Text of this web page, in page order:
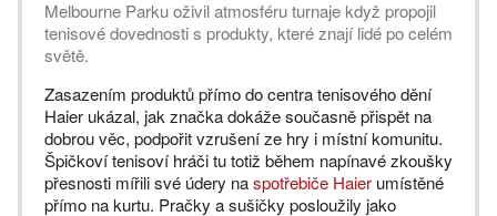
Melbourne Parku oživil atmosféru turnaje když propojil
tenisové dovednosti s produkty, které znají lidé po celém
světě.
Zasazením produktů přímo do centra tenisového dění
Haier ukázal, jak značka dokáže současně přispět na
dobrou věc, podpořit vzrušení ze hry i místní komunitu.
Špičkoví tenisoví hráči tu totiž během napínavé zkoušky
přesnosti mířili své údery naspotřebiče Haier umístěné
přímo na kurtu. Pračky a sušičky posloužily jako